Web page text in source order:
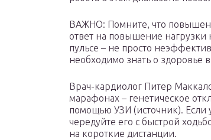
ВАЖНО: Помните, что
ответ на повышение нагрузки
пульсе – не просто
необходимо знать о здоровье
Врач-кардиолог Питер
марафонах – генетическое
помощью УЗИ (источник). Если
чередуйте его с быстрой
на короткие дистанции.